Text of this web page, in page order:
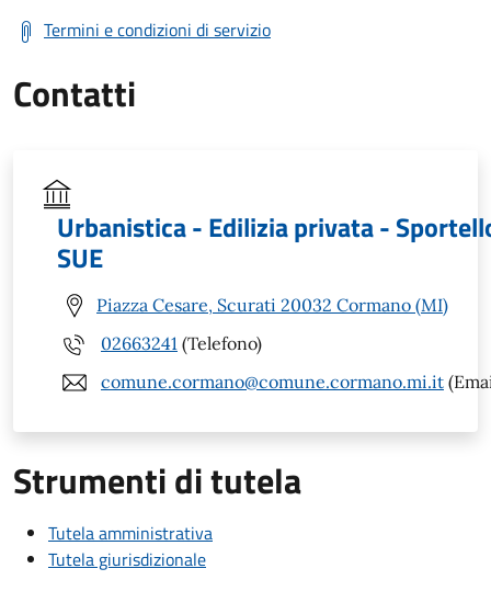
Termini e condizioni di servizio
Contatti
Urbanistica - Edilizia privata -
SUE
Piazza Cesare, Scurati 20032 Cormano (MI)
02663241 (Telefono)
comune.cormano@comune.cormano.mi.it
Strumenti di tutela
Tutela amministrativa
Tutela giurisdizionale